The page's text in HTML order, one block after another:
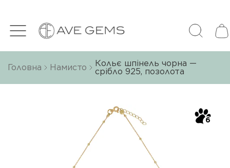
Головна Намисто
Кольє шпінель чорна —
срібло 925, позолота
6